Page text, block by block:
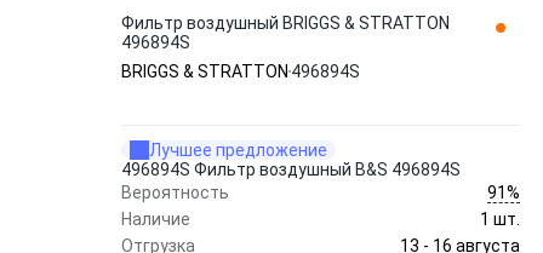
Фильтр воздушный BRIGGS & STRATTON
496894S
BRIGGS & STRATTON 496894S
Лучшее предложение
496894S Фильтр воздушный B&S 496894S
Вероятность
91%
Наличие
1 шт.
Отгрузка
13 - 16 августа